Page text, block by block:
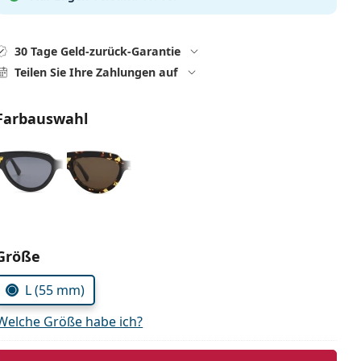
30 Tage Geld-zurück-Garantie
Teilen Sie Ihre Zahlungen auf
wählen
L (55 mm)
Größe habe ich?